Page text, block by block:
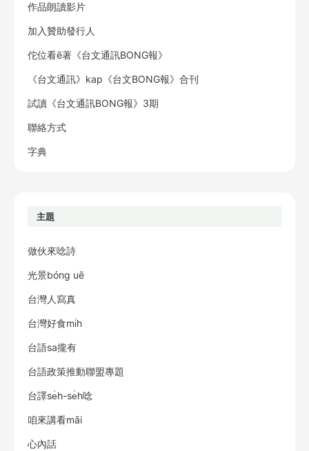
作品朗讀影片
加入贊助發行人
佗位看ē著《台文通訊BONG報》
《台文通訊》kap《台文BONG報》合刊
試讀《台文通訊BONG報》3期
聯絡方式
字典
主題
做伙來唸詩
光景bóng uē
台灣人寫真
台灣好食mi̍h
台語sa攏有
台語政策推動聯盟專題
台譯se̍h-se̍h唸
咱來講看māi
心內話